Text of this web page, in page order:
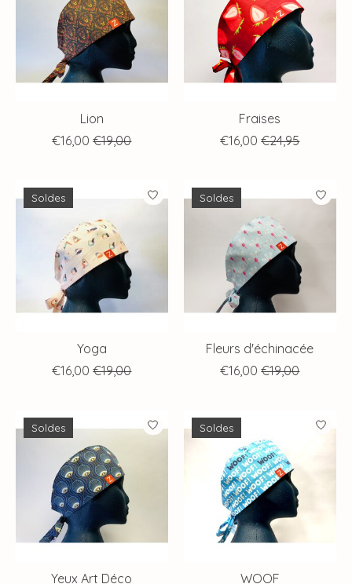
Lion
€16,00 €19,00
Fraises
€16,00 €24,95
Soldes
Yoga
€16,00 €19,00
Soldes
Fleurs d'échinacée
€16,00 €19,00
Soldes
Yeux Art Déco
Soldes
WOOF